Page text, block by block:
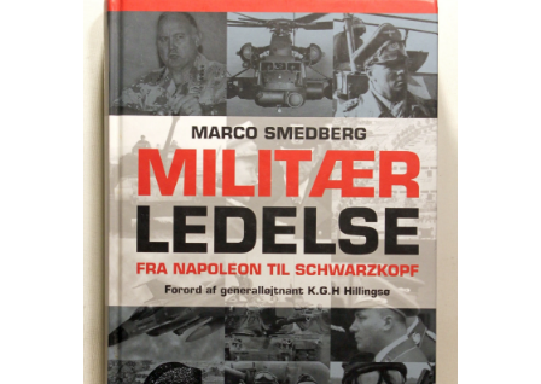
Engelsk
Erhverv
Europa
Fantasy / Sciencefiction
Filosofi
Håndarbejde
Håndværk